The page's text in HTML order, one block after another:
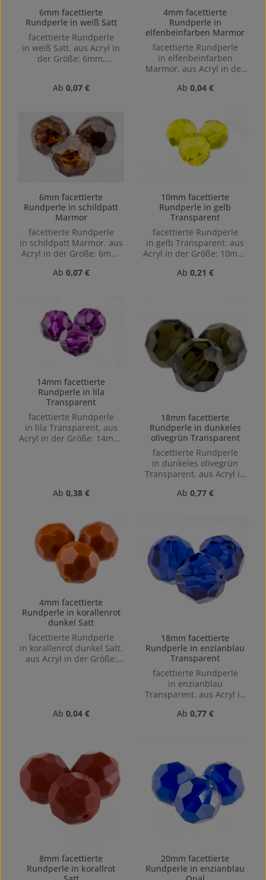
6mm facettierte
Rundperle in weiß Satt
facettierte Rundperle
in weiß Satt. aus Acryl in
der Größe: 6mm,
gebohrt, 1mm
Regulärer Preis:
Ab 0,07 €
4mm facettierte
Rundperle in
elfenbeinfarben Marmor
facettierte Rundperle
in elfenbeinfarben
Marmor. aus Acryl in der
Vertikal (von oben nach
Regulärer Preis:
Ab 0,04 €
6mm facettierte
Rundperle in schildpatt
Marmor
facettierte Rundperle
in schildpatt Marmor. aus
Acryl in der Größe: 6mm,
oben nach unten)
Regulärer Preis:
Ab 0,07 €
10mm facettierte
Rundperle in gelb
Transparent
facettierte Rundperle
in gelb Transparent. aus
Acryl in der Größe: 10mm,
oben nach unten)
Regulärer Preis:
Ab 0,21 €
14mm facettierte
Rundperle in lila
Transparent
facettierte Rundperle
in lila Transparent. aus
Acryl in der Größe: 14mm,
Regulärer Preis:
Ab 0,38 €
18mm facettierte
Rundperle in dunkeles
olivegrün Transparent
facettierte Rundperle
in dunkeles olivegrün
Transparent. aus Acryl in
Lochgröße: Vertikal (von
Regulärer Preis:
Ab 0,77 €
4mm facettierte
Rundperle in korallenrot
dunkel Satt
facettierte Rundperle
in korallenrot dunkel Satt.
aus Acryl in der Größe:
Regulärer Preis:
Ab 0,04 €
18mm facettierte
Rundperle in enzianblau
Transparent
facettierte Rundperle
in enzianblau
Transparent. aus Acryl in
Lochgröße: Vertikal (von
Regulärer Preis:
Ab 0,77 €
8mm facettierte
Rundperle in korallrot
20mm facettierte
Rundperle in enzianblau